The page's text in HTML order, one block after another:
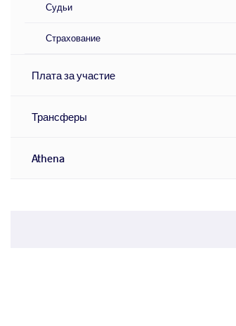
Судьи
Страхование
Плата за участие
Трансферы
Athena